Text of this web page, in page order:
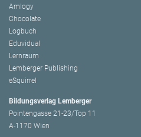
Amlogy
Chocolate
Logbuch
Eduvidual
Lernraum
Lemberger Publishing
eSquirrel
Bildungsverlag Lemberger
Pointengasse 21-23/Top 11
A-1170 Wien